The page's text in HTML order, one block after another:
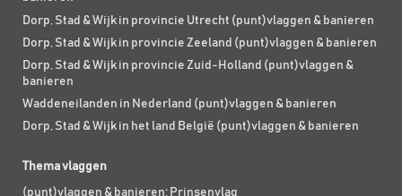
Dorp, Stad & Wijk in provincie Utrecht (punt)vlaggen & banieren
Dorp, Stad & Wijk in provincie Zeeland (punt)vlaggen & banieren
Dorp, Stad & Wijk in provincie Zuid-Holland (punt)vlaggen &
banieren
Waddeneilanden in Nederland (punt)vlaggen & banieren
Dorp, Stad & Wijk in het land België (punt)vlaggen & banieren
Thema vlaggen
(punt)vlaggen & banieren; Prinsenvlag